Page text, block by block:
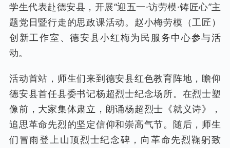
学生代表赴德安县，开展“迎五一·访劳模·铸匠心”主
题党日暨行走的思政课活动。赵小梅劳模（工匠）
创新工作室、德安县小红梅为民服务中心参与活
动。
活动首站，师生们来到德安县红色教育阵地，瞻仰
德安县首任县委书记杨超烈士纪念场所。在烈士塑
像前，大家集体肃立，朗诵杨超烈士《就义诗》，
追思革命先烈的坚定信仰和崇高气节。随后，师生
们冒雨登上山顶烈士纪念碑，向革命先烈鞠躬致